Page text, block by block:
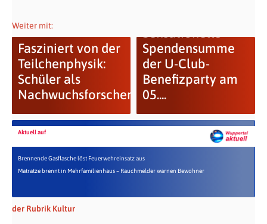
Weiter mit:
Fasziniert von der
Teilchenphysik:
Schüler als
Nachwuchsforscher
Spendensumme
der U-Club-
Benefizparty am
05....
Aktuell auf
Brennende Gasflasche löst Feuerwehreinsatz aus
Matratze brennt in Mehrfamilienhaus – Rauchmelder warnen Bewohner
der Rubrik Kultur